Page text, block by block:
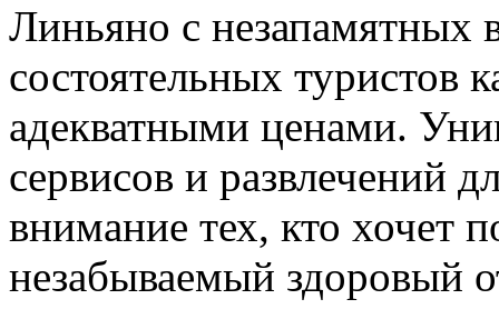
Линьяно с незапамятных
состоятельных туристов
адекватными ценами.
сервисов и развлечений
внимание тех, кто хочет
незабываемый здоровый